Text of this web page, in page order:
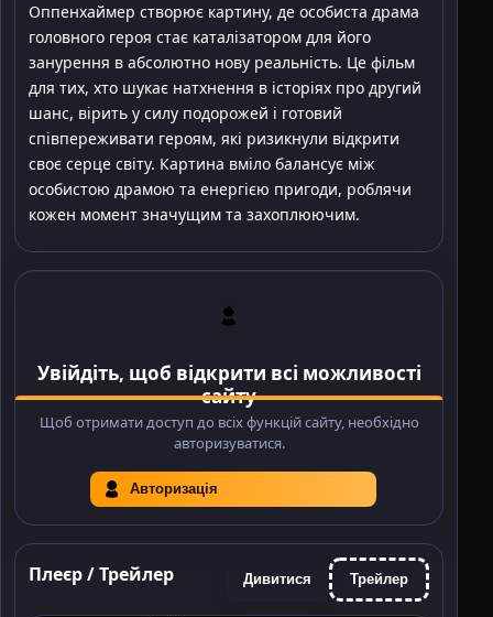
Оппенхаймер створює картину, де особиста драма
головного героя стає каталізатором для його
занурення в абсолютно нову реальність. Це фільм
для тих, хто шукає натхнення в історіях про другий
шанс, вірить у силу подорожей і готовий
співпереживати героям, які ризикнули відкрити
своє серце світу. Картина вміло балансує між
особистою драмою та енергією пригоди, роблячи
кожен момент значущим та захоплюючим.
Увійдіть, щоб відкрити всі можливості
сайту
Щоб отримати доступ до всіх функцій сайту, необхідно
авторизуватися.
Авторизація
Плеєр / Трейлер Дивитися Трейлер